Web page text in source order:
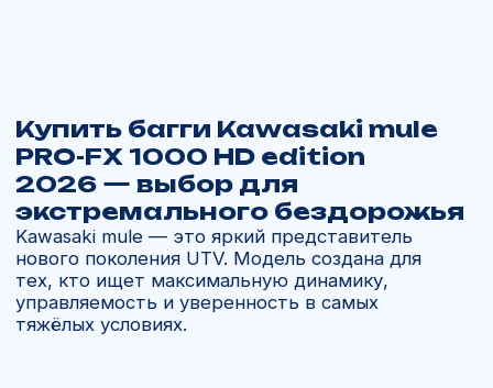
таможенной очисткой и гарантией под ключ.
Почему выбирают нас
Работаем с 2013 года, более 11 лет
опыта.
Доставляем напрямую от дилеров
Kawasaki без посредников.
Авиадоставка за 21 день по всей России.
Поддержка 24/7 и помощь с подбором